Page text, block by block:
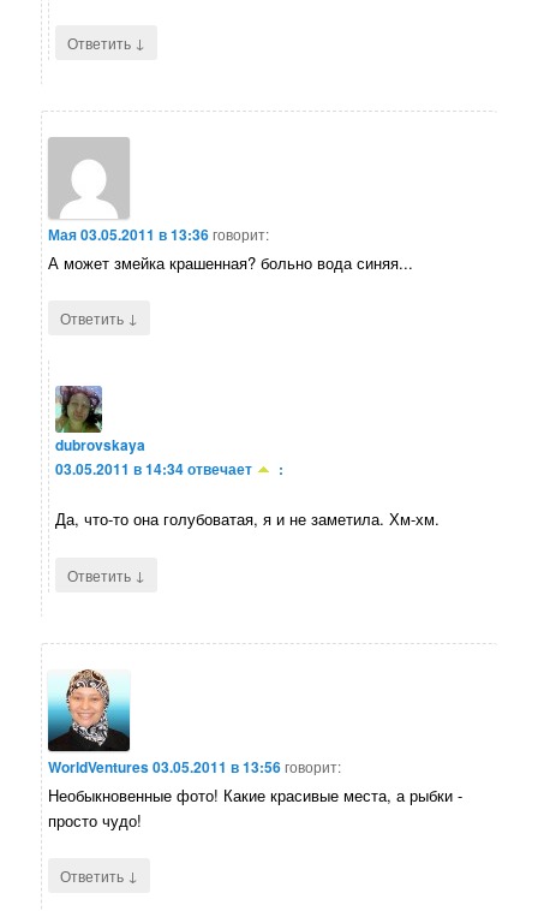
Ответить ↓
Мая03.05.2011 в 13:36говорит:
А может змейка крашенная? больно вода синяя...
Ответить ↓
dubrovskaya
03.05.2011 в 14:34отвечает :
Да, что-то она голубоватая, я и не заметила. Хм-хм.
Ответить ↓
WorldVentures03.05.2011 в 13:56говорит:
Необыкновенные фото! Какие красивые места, а рыбки -
просто чудо!
Ответить ↓